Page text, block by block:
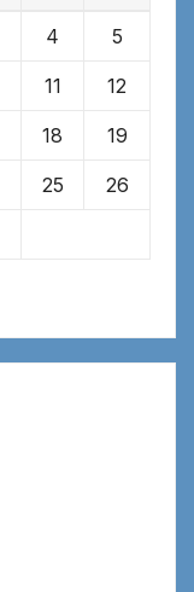
4 5
11 12
18 19
25 26